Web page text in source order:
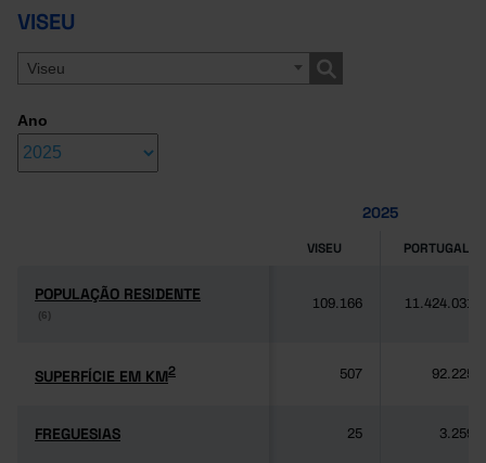
VISEU
Viseu
Ano
2025
VISEU PORTUGAL
POPULAÇÃO RESIDENTE
(6)
POPULAÇÃO RESIDENTE
(6)
109.166 11.424.031
SUPERFÍCIE EM KM2
SUPERFÍCIE EM KM2 507 92.225
FREGUESIAS
FREGUESIAS 25 3.259